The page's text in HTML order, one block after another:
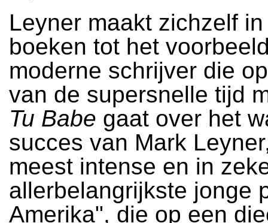
Leyner maakt zichzelf
boeken tot het
moderne schrijver die
van de supersnelle tijd
Tu Babe gaat over het
succes van Mark
meest intense en in
allerbelangrijkste jonge
Amerika", die op een